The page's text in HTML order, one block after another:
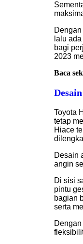
lalu
bagi
2023
Baca
Toyota
tetap
Hiace
Desain
angin
Di sisi
pintu
bagian
serta